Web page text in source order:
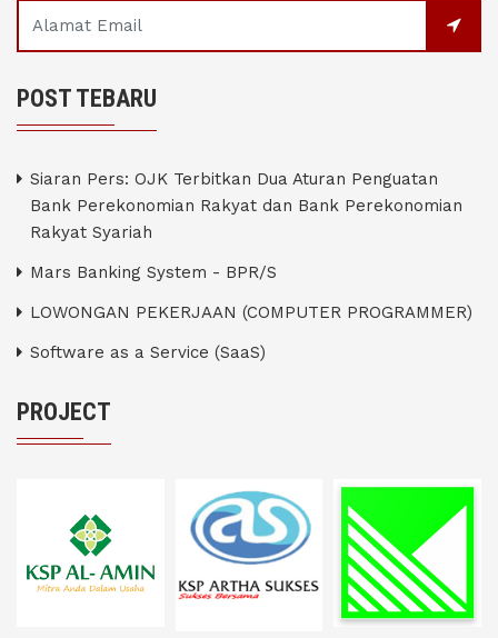
POST TEBARU
Siaran Pers: OJK Terbitkan Dua Aturan Penguatan
Bank Perekonomian Rakyat dan Bank Perekonomian
Rakyat Syariah
Mars Banking System - BPR/S
LOWONGAN PEKERJAAN (COMPUTER PROGRAMMER)
Software as a Service (SaaS)
PROJECT